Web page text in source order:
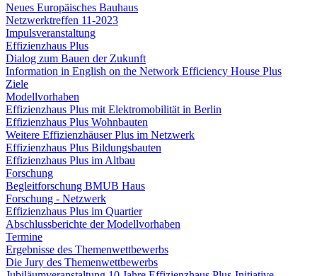
Neues Europäisches Bauhaus
Netzwerktreffen 11-2023
Impulsveranstaltung
Effizienzhaus Plus
Dialog zum Bauen der Zukunft
Information in English on the Network Efficiency House Plus
Ziele
Modellvorhaben
Effizienzhaus Plus mit Elektromobilität in Berlin
Effizienzhaus Plus Wohnbauten
Weitere Effizienzhäuser Plus im Netzwerk
Effizienzhaus Plus Bildungsbauten
Effizienzhaus Plus im Altbau
Forschung
Begleitforschung BMUB Haus
Forschung - Netzwerk
Effizienzhaus Plus im Quartier
Abschlussberichte der Modellvorhaben
Termine
Ergebnisse des Themenwettbewerbs
Die Jury des Themenwettbewerbs